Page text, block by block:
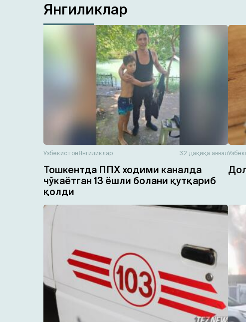
Янгиликлар
ЎзбекистонЯнгиликлар 32 дақиқа аввал
Тошкентда ППХ ходими каналда
чўкаётган 13 ёшли болани қутқариб
қолди